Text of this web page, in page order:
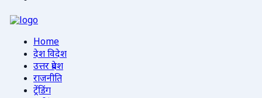
Home
देश विदेश
उत्तर प्रदेश
राजनीति
ट्रेंडिंग